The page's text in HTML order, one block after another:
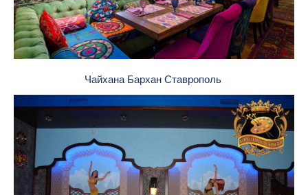
Чайхана Бархан Ставрополь